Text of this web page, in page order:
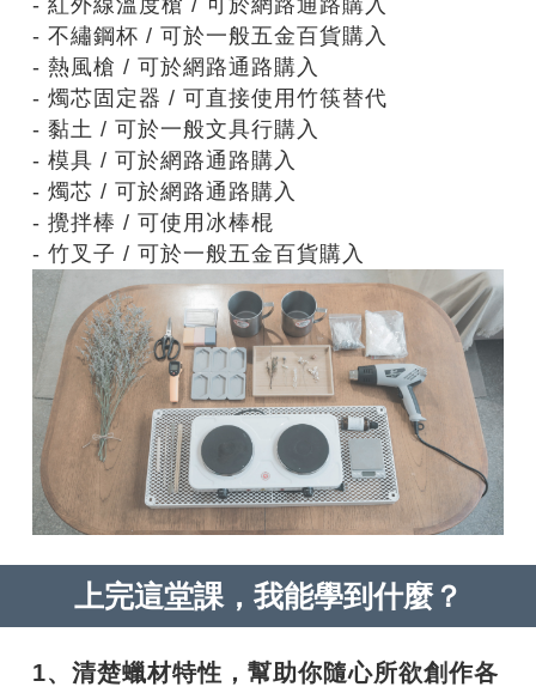
- 紅外線溫度槍 / 可於網路通路購入
- 不繡鋼杯 / 可於一般五金百貨購入
- 熱風槍 / 可於網路通路購入
- 燭芯固定器 / 可直接使用竹筷替代
- 黏土 / 可於一般文具行購入
- 模具 / 可於網路通路購入
- 燭芯 / 可於網路通路購入
- 攪拌棒 / 可使用冰棒棍
- 竹叉子 / 可於一般五金百貨購入
上完這堂課，我能學到什麼？
1、清楚蠟材特性，幫助你隨心所欲創作各